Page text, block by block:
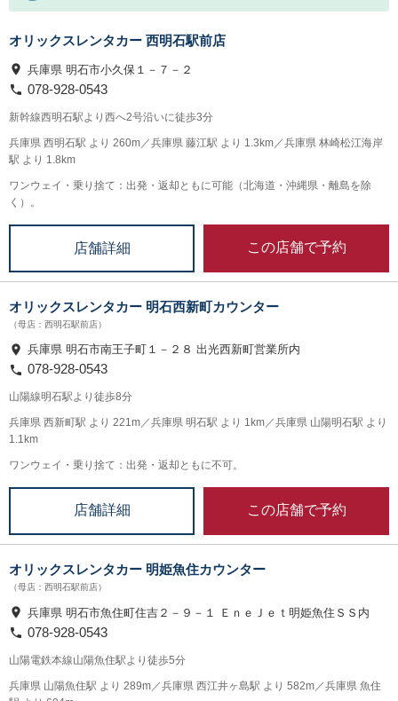
オリックスレンタカー 西明石駅前店
兵庫県 明石市小久保１－７－２
078-928-0543
新幹線西明石駅より西へ2号沿いに徒歩3分
兵庫県 西明石駅 より 260m／兵庫県 藤江駅 より 1.3km／兵庫県 林崎松江海岸
駅 より 1.8km
ワンウェイ・乗り捨て：出発・返却ともに可能（北海道・沖縄県・離島を除
く）。
店舗詳細 この店舗で予約
オリックスレンタカー 明石西新町カウンター
（母店：西明石駅前店）
兵庫県 明石市南王子町１－２８ 出光西新町営業所内
078-928-0543
山陽線明石駅より徒歩8分
兵庫県 西新町駅 より 221m／兵庫県 明石駅 より 1km／兵庫県 山陽明石駅 より
1.1km
ワンウェイ・乗り捨て：出発・返却ともに不可。
店舗詳細 この店舗で予約
オリックスレンタカー 明姫魚住カウンター
（母店：西明石駅前店）
兵庫県 明石市魚住町住吉２－９－１ ＥｎｅＪｅｔ明姫魚住ＳＳ内
078-928-0543
山陽電鉄本線山陽魚住駅より徒歩5分
兵庫県 山陽魚住駅 より 289m／兵庫県 西江井ヶ島駅 より 582m／兵庫県 魚住